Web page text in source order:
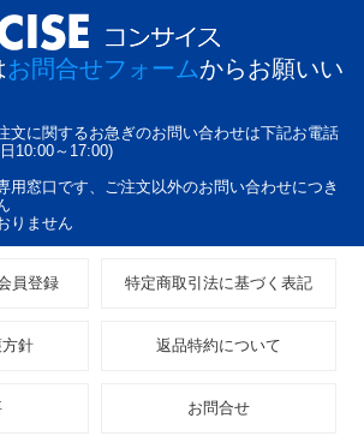
お問合せフォームからお願いい
文に関するお急ぎのお問い合わせは下記お電話
10:00～17:00)
用窓口です、ご注文以外のお問い合わせにつき
りません
員登録 特定商取引法に基づく表記
針 返品特約について
お問合せ